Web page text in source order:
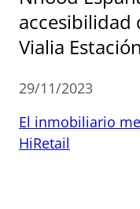
accesibilidad
Vialia
29/11/2023
El inmobiliario
HiRetail